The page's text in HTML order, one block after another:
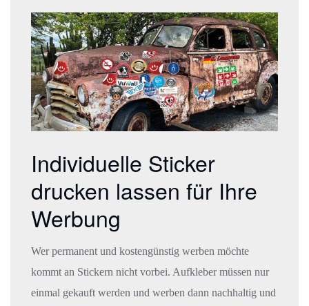
Individuelle Sticker
drucken lassen für Ihre
Werbung
Wer permanent und kostengünstig werben möchte
kommt an Stickern nicht vorbei. Aufkleber müssen nur
einmal gekauft werden und werben dann nachhaltig und